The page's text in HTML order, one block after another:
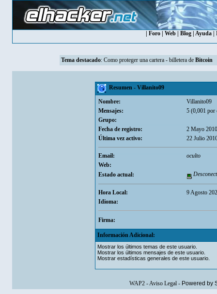
Foro Web Blog Ayuda
Tema destacado: Como proteger una cartera - billetera de Bitcoin
Resumen - Villanito09
Nombre:
Villanito09
Mensajes:
5 (0,001 por
Grupo:
Fecha de registro:
2 Mayo
Última vez activo:
22 Julio
Email:
oculto
Web:
Estado actual:
Hora Local:
9 Agosto
Idioma:
Firma:
Información Adicional:
Mostrar los últimos temas de este usuario.
Mostrar los últimos mensajes de este usuario.
Mostrar estadísticas generales de este usuario.
WAP2-Aviso Legal- Powered by